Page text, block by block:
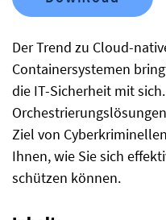
Der Trend zu Cloud-
Containersystemen
die IT-Sicherheit mit
Ziel von
Ihnen, wie Sie sich
schützen können.